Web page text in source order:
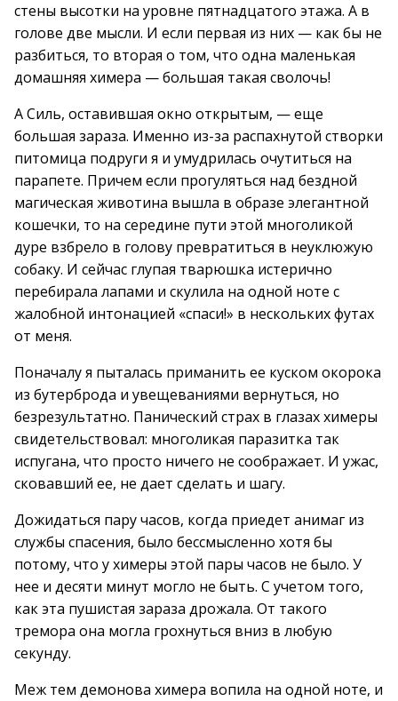
стены высотки на уровне пятнадцатого этажа. А в
голове две мысли. И если первая из них — как бы не
разбиться, то вторая о том, что одна маленькая
домашняя химера — большая такая сволочь!
А Силь, оставившая окно открытым, — еще
большая зараза. Именно из-за распахнутой створки
питомица подруги я и умудрилась очутиться на
парапете. Причем если прогуляться над бездной
магическая животина вышла в образе элегантной
кошечки, то на середине пути этой многоликой
дуре взбрело в голову превратиться в неуклюжую
собаку. И сейчас глупая тварюшка истерично
перебирала лапами и скулила на одной ноте с
жалобной интонацией «спаси!» в нескольких футах
от меня.
Поначалу я пыталась приманить ее куском окорока
из бутерброда и увещеваниями вернуться, но
безрезультатно. Панический страх в глазах химеры
свидетельствовал: многоликая паразитка так
испугана, что просто ничего не соображает. И ужас,
сковавший ее, не дает сделать и шагу.
Дожидаться пару часов, когда приедет анимаг из
службы спасения, было бессмысленно хотя бы
потому, что у химеры этой пары часов не было. У
нее и десяти минут могло не быть. С учетом того,
как эта пушистая зараза дрожала. От такого
тремора она могла грохнуться вниз в любую
секунду.
Меж тем демонова химера вопила на одной ноте, и